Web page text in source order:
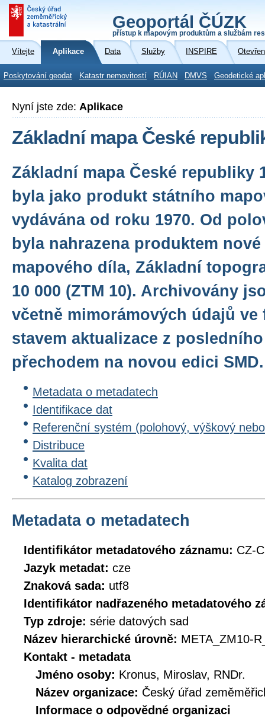
Geoportál ČÚZK
přístup k mapovým produktům a službám
Vítejte Aplikace Data Služby INSPIRE
Poskytování geodat Katastr nemovitostí RÚIAN DMVS Geodetické
Nyní jste zde: Aplikace
Základní mapa České
Základní mapa České republiky
byla jako produkt státního
vydávána od roku 1970. Od
byla nahrazena produktem
mapového díla, Základní
10 000 (ZTM 10). Archivovány
včetně mimorámových údajů ve
stavem aktualizace z
přechodem na novou edici SMD.
Metadata o metadatech
Identifikace dat
Referenční systém (polohový, výškový
Distribuce
Kvalita dat
Katalog zobrazení
Metadata o metadatech
Identifikátor metadatového záznamu: CZ-
Jazyk metadat: cze
Znaková sada: utf8
Identifikátor nadřazeného metadatového
Typ zdroje: série datových sad
Název hierarchické úrovně: META_ZM10-
Kontakt - metadata
Jméno osoby: Kronus, Miroslav, RNDr.
Název organizace: Český úřad
Informace o odpovědné organizaci